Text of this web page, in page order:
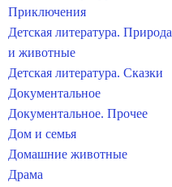
Приключения
Детская литература. Природа
и животные
Детская литература. Сказки
Документальное
Документальное. Прочее
Дом и семья
Домашние животные
Драма